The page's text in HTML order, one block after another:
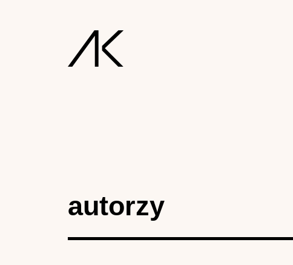
autorzy